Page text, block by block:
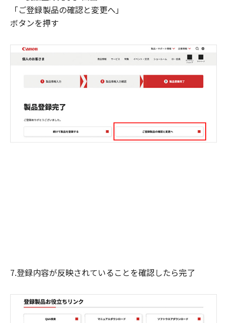
「ご登録製品の確認と変更へ」
ボタンを押す
7.登録内容が反映されていることを確認したら完了